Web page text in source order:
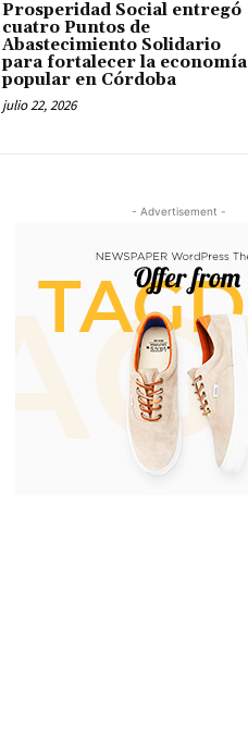
Prosperidad Social entregó
cuatro Puntos de
Abastecimiento Solidario
para fortalecer la economía
popular en Córdoba
julio 22, 2026
- Advertisement -